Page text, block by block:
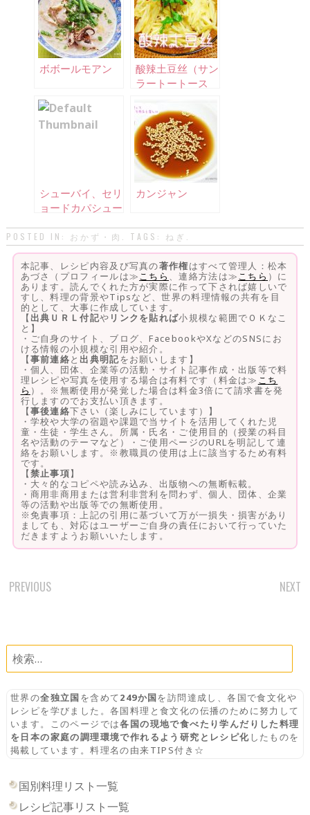
ボボールモアン
酸辣土豆丝（サン
ラートートース
シューバイ、セリ
ョードカパシュー
カンジャン
POSTED IN: おかず・肉 . TAGS: ねぎ
本記事、レシピ内容及び写真の著作権はすべて管理人：松本
あづさ（プロフィールは≫こちら 、連絡方法は≫こちら ）に
あります。読んでくれた方が実際に作って下されば嬉しいで
すし、料理の背景やTipsなど、世界の料理情報の共有を目
的として、大事に作成しています。
【 出典ＵＲＬ付記や リンクを貼れば小規模な範囲でＯＫなこ
と】
・ご自身のサイト、ブログ、FacebookやXなどのSNSにお
ける情報の小規模な引用や紹介。
【事前連絡と 出典明記をお願いします】
・個人、団体、企業等の活動・サイト記事作成・出版等で料
理レシピや写真を使用する場合は有料です（料金は≫ こち
ら ）。※無断使用が発覚した場合は料金3倍にて請求書を発
行しますのでお支払い頂きます。
【事後連絡下さい（楽しみにしています）】
・学校や大学の宿題や課題で当サイトを活用してくれた児
童・生徒・学生さん。所属・氏名・ご使用目的（授業の科目
名や活動のテーマなど）・ご使用ページのURLを明記して連
絡をお願いします。※教職員の使用は上に該当するため有料
です。
【禁止事項】
・大々的なコピペや読み込み、出版物への無断転載。
・商用非商用または営利非営利を問わず、個人、団体、企業
等の活動や出版等での無断使用。
※免責事項：上記の引用に基づいて万が一損失・損害があり
ましても、対応はユーザーご自身の責任において行っていた
だきますようお願いいたします。
POST
PREVIOUS NEXT
検
索:
世界の全独立国を含めて249か国を訪問達成し、各国で食文化や
レシピを学びました。各国料理と食文化の伝播のために努力して
います。このページでは各国の現地で食べたり学んだりした料理
を日本の家庭の調理環境で作れるよう研究とレシピ化したものを
掲載しています。料理名の由来TIPS付き☆
国別料理リスト一覧
レシピ記事リスト一覧